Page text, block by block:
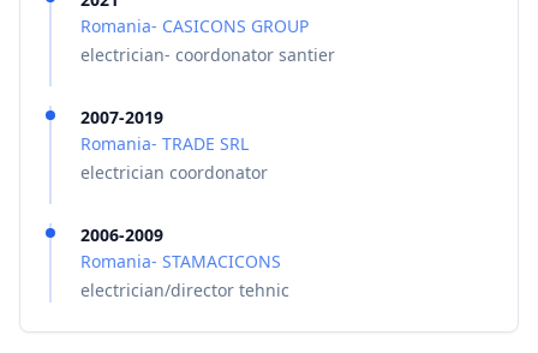
Romania- CASICONS GROUP
electrician- coordonator santier
2007-2019
Romania- TRADE SRL
electrician coordonator
2006-2009
Romania- STAMACICONS
electrician/director tehnic